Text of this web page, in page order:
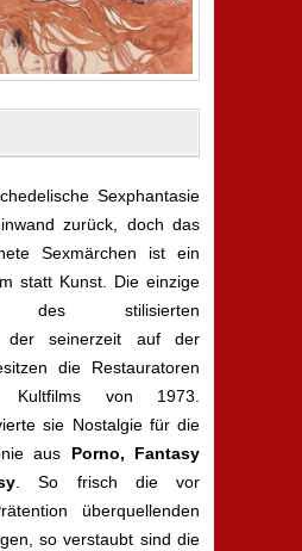
Sexphantasie
zurück, doch das
Sexmärchen ist ein
statt Kunst. Die einzige
des stilisierten
der seinerzeit auf der
die Restauratoren
Kultfilms von 1973.
sie Nostalgie für die
aus Porno, Fantasy
. So frisch die vor
überquellenden
so verstaubt sind die